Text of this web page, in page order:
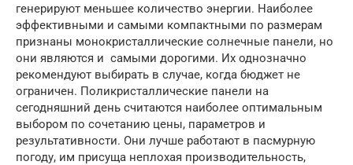
генерируют меньшее количество энергии. Наиболее
эффективными и самыми компактными по размерам
признаны монокристаллические солнечные панели, но
они являются и самыми дорогими. Их однозначно
рекомендуют выбирать в случае, когда бюджет не
ограничен. Поликристаллические панели на
сегодняшний день считаются наиболее оптимальным
выбором по сочетанию цены, параметров и
результативности. Они лучше работают в пасмурную
погоду, им присуща неплохая производительность,